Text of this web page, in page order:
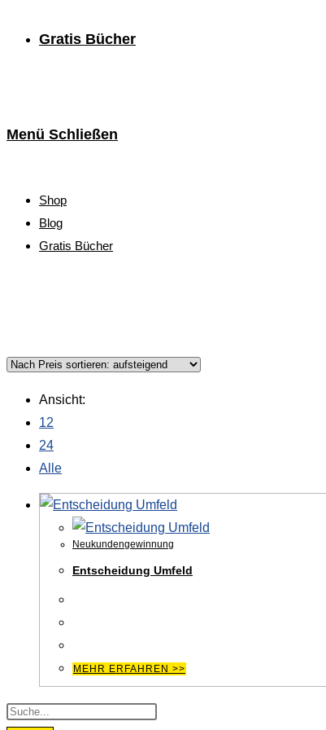
Gratis Bücher
Menü Schließen
Shop
Blog
Gratis Bücher
Ansicht:
12
24
Alle
Neukundengewinnung
Entscheidung Umfeld
MEHR ERFAHREN >>
Products